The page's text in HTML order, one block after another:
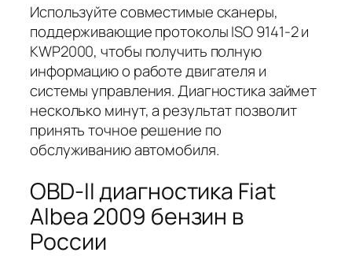
Используйте совместимые сканеры,
поддерживающие протоколы ISO 9141-2 и
KWP2000, чтобы получить полную
информацию о работе двигателя и
системы управления. Диагностика займет
несколько минут, а результат позволит
принять точное решение по
обслуживанию автомобиля.
OBD-II диагностика Fiat
Albea 2009 бензин в
России